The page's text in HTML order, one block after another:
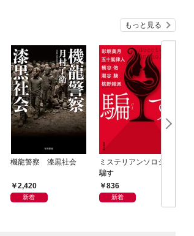
もっと見る
機龍警察 漆黒社会
2,420
新着
ミステリアンソロジー
騙す
836
新着